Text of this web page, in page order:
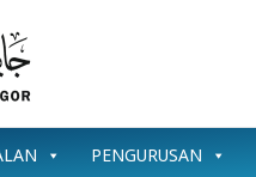
PENGURUSAN